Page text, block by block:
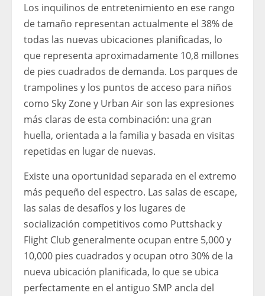
Los inquilinos de entretenimiento en ese rango
de tamaño representan actualmente el 38% de
todas las nuevas ubicaciones planificadas, lo
que representa aproximadamente 10,8 millones
de pies cuadrados de demanda. Los parques de
trampolines y los puntos de acceso para niños
como Sky Zone y Urban Air son las expresiones
más claras de esta combinación: una gran
huella, orientada a la familia y basada en visitas
repetidas en lugar de nuevas.
Existe una oportunidad separada en el extremo
más pequeño del espectro. Las salas de escape,
las salas de desafíos y los lugares de
socialización competitivos como Puttshack y
Flight Club generalmente ocupan entre 5,000 y
10,000 pies cuadrados y ocupan otro 30% de la
nueva ubicación planificada, lo que se ubica
perfectamente en el antiguo SMP ancla del